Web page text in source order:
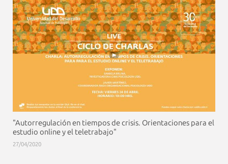
"Autorregulación en tiempos de crisis. Orientaciones para el
estudio online y el teletrabajo"
27/04/2020